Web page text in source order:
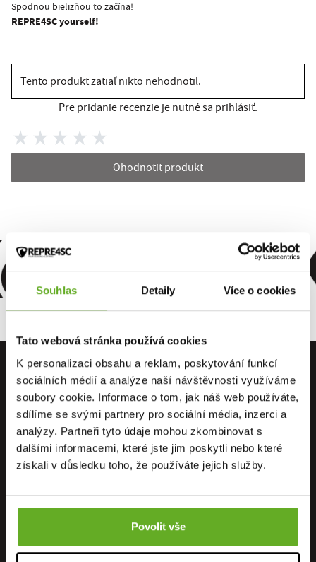
Souhlas Detaily Více o cookies
Tato webová stránka používá cookies
K personalizaci obsahu a reklam, poskytování funkcí
sociálních médií a analýze naší návštěvnosti využíváme
soubory cookie. Informace o tom, jak náš web používáte,
sdílíme se svými partnery pro sociální média, inzerci a
analýzy. Partneři tyto údaje mohou zkombinovat s
dalšími informacemi, které jste jim poskytli nebo které
získali v důsledku toho, že používáte jejich služby.
Povolit vše
Spodnou bielizňou to začína!
REPRE4SC yourself!
Tento produkt zatiaľ nikto nehodnotil.
Pre pridanie recenzie je nutné sa prihlásiť.
Ohodnotiť produkt
PRIAMO OD
VÝROBCU
OSOBNÝ
ODBER
DOPRAVA
ZADARMO
VRÁTENIA